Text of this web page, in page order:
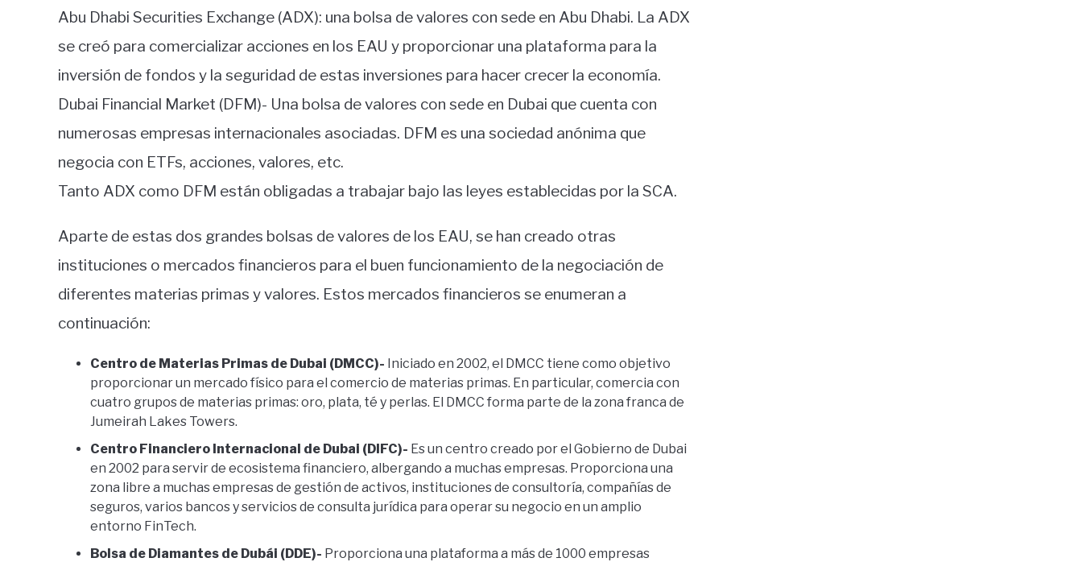
Abu Dhabi Securities Exchange (ADX): una bolsa de valores con sede en Abu Dhabi. La ADX
se creó para comercializar acciones en los EAU y proporcionar una plataforma para la
inversión de fondos y la seguridad de estas inversiones para hacer crecer la economía.
Dubai Financial Market (DFM)- Una bolsa de valores con sede en Dubai que cuenta con
numerosas empresas internacionales asociadas. DFM es una sociedad anónima que
negocia con ETFs, acciones, valores, etc.
Tanto ADX como DFM están obligadas a trabajar bajo las leyes establecidas por la SCA.
Aparte de estas dos grandes bolsas de valores de los EAU, se han creado otras
instituciones o mercados financieros para el buen funcionamiento de la negociación de
diferentes materias primas y valores. Estos mercados financieros se enumeran a
continuación:
Centro de Materias Primas de Dubai (DMCC)- Iniciado en 2002, el DMCC tiene como objetivo
proporcionar un mercado físico para el comercio de materias primas. En particular, comercia con
cuatro grupos de materias primas: oro, plata, té y perlas. El DMCC forma parte de la zona franca de
Jumeirah Lakes Towers.
Centro Financiero Internacional de Dubai (DIFC)- Es un centro creado por el Gobierno de Dubai
en 2002 para servir de ecosistema financiero, albergando a muchas empresas. Proporciona una
zona libre a muchas empresas de gestión de activos, instituciones de consultoría, compañías de
seguros, varios bancos y servicios de consulta jurídica para operar su negocio en un amplio
entorno FinTech.
Bolsa de Diamantes de Dubái (DDE)- Proporciona una plataforma a más de 1000 empresas